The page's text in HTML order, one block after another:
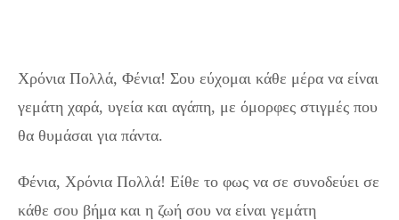
Χρόνια Πολλά, Φένια! Σου εύχομαι κάθε μέρα να είναι
γεμάτη χαρά, υγεία και αγάπη, με όμορφες στιγμές που
θα θυμάσαι για πάντα.
Φένια, Χρόνια Πολλά! Είθε το φως να σε συνοδεύει σε
κάθε σου βήμα και η ζωή σου να είναι γεμάτη